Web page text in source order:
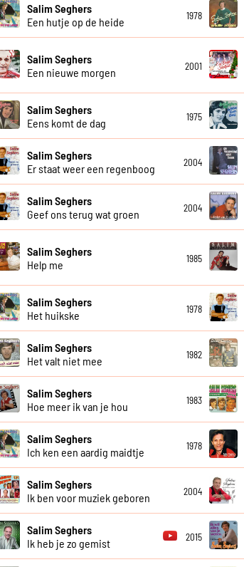
Salim Seghers
Een hutje op de heide
1978
Salim Seghers
Een nieuwe morgen
2001
Salim Seghers
Eens komt de dag
1975
Salim Seghers
Er staat weer een regenboog
2004
Salim Seghers
Geef ons terug wat groen
2004
Salim Seghers
Help me
1985
Salim Seghers
Het huikske
1978
Salim Seghers
Het valt niet mee
1982
Salim Seghers
Hoe meer ik van je hou
1983
Salim Seghers
Ich ken een aardig maidtje
1978
Salim Seghers
Ik ben voor muziek geboren
2004
Salim Seghers
Ik heb je zo gemist
2015